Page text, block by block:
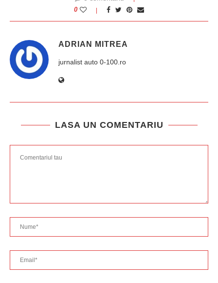
0
ADRIAN MITREA
jurnalist auto 0-100.ro
LASA UN COMENTARIU